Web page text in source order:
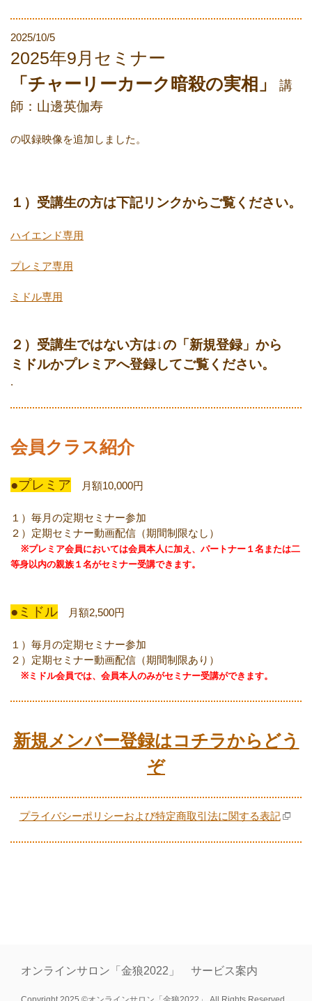
2025/10/5
2025年9月セミナー
「チャーリーカーク暗殺の実相」
講
師：山邊英伽寿
の収録映像を追加しました。
１）受講生の方は下記リンクからご覧ください。
ハイエンド専用
プレミア専用
ミドル専用
２）受講生ではない方は↓の「新規登録」から
ミドルかプレミアへ登録してご覧ください。
.
会員クラス紹介
●プレミア 月額10,000円
１）毎月の定期セミナー参加
２）定期セミナー動画配信（期間制限なし）
※プレミア会員においては会員本人に加え、パートナー１名または二
等身以内の親族１名がセミナー受講できます。
●ミドル 月額2,500円
１）毎月の定期セミナー参加
２）定期セミナー動画配信（期間制限あり）
※ミドル会員では、会員本人のみがセミナー受講ができます。
新規メンバー登録はコチラからどう
ぞ
プライバシーポリシーおよび特定商取引法に関する表記
オンラインサロン「金狼2022」 サービス案内